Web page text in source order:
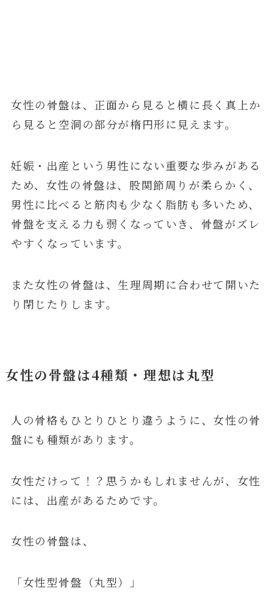
女性の骨盤は、正面から見ると横に長く真上か
ら見ると空洞の部分が楕円形に見えます。
妊娠・出産という男性にない重要な歩みがある
ため、女性の骨盤は、股関節周りが柔らかく、
男性に比べると筋肉も少なく脂肪も多いため、
骨盤を支える力も弱くなっていき、骨盤がズレ
やすくなっています。
また女性の骨盤は、生理周期に合わせて開いた
り閉じたりします。
女性の骨盤は4種類・理想は丸型
人の骨格もひとりひとり違うように、女性の骨
盤にも種類があります。
女性だけって！？思うかもしれませんが、女性
には、出産があるためです。
女性の骨盤は、
「女性型骨盤（丸型）」